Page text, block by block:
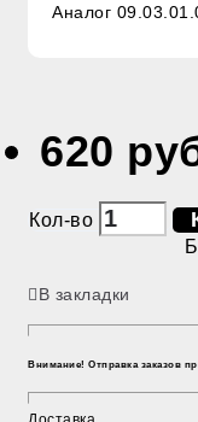
Аналог
620
Кол-во
В закладки
Внимание! Отправка заказов